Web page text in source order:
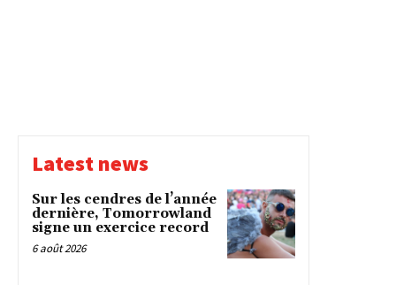
Latest news
Sur les cendres de l’année
dernière, Tomorrowland
signe un exercice record
6 août 2026